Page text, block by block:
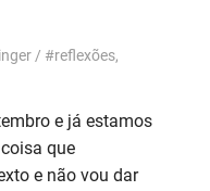
#reflexões,
e já estamos
que
e não vou dar